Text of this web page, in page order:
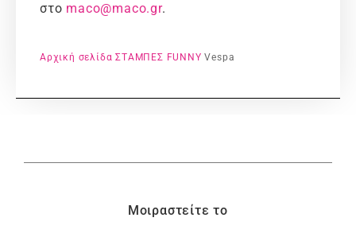
στο maco@maco.gr.
Αρχική σελίδα ΣΤΑΜΠΕΣ FUNNY Vespa
Μοιραστείτε το